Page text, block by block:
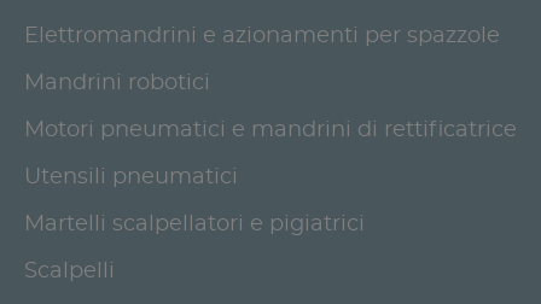
Elettromandrini e azionamenti per spazzole
Mandrini robotici
Motori pneumatici e mandrini di rettificatrice
Utensili pneumatici
Martelli scalpellatori e pigiatrici
Scalpelli